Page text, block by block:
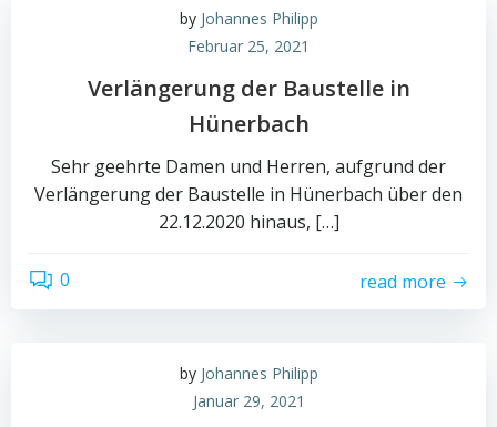
by Johannes Philipp
Februar 25, 2021
Verlängerung der Baustelle in
Hünerbach
Sehr geehrte Damen und Herren, aufgrund der
Verlängerung der Baustelle in Hünerbach über den
22.12.2020 hinaus, […]
0 read more
by Johannes Philipp
Januar 29, 2021